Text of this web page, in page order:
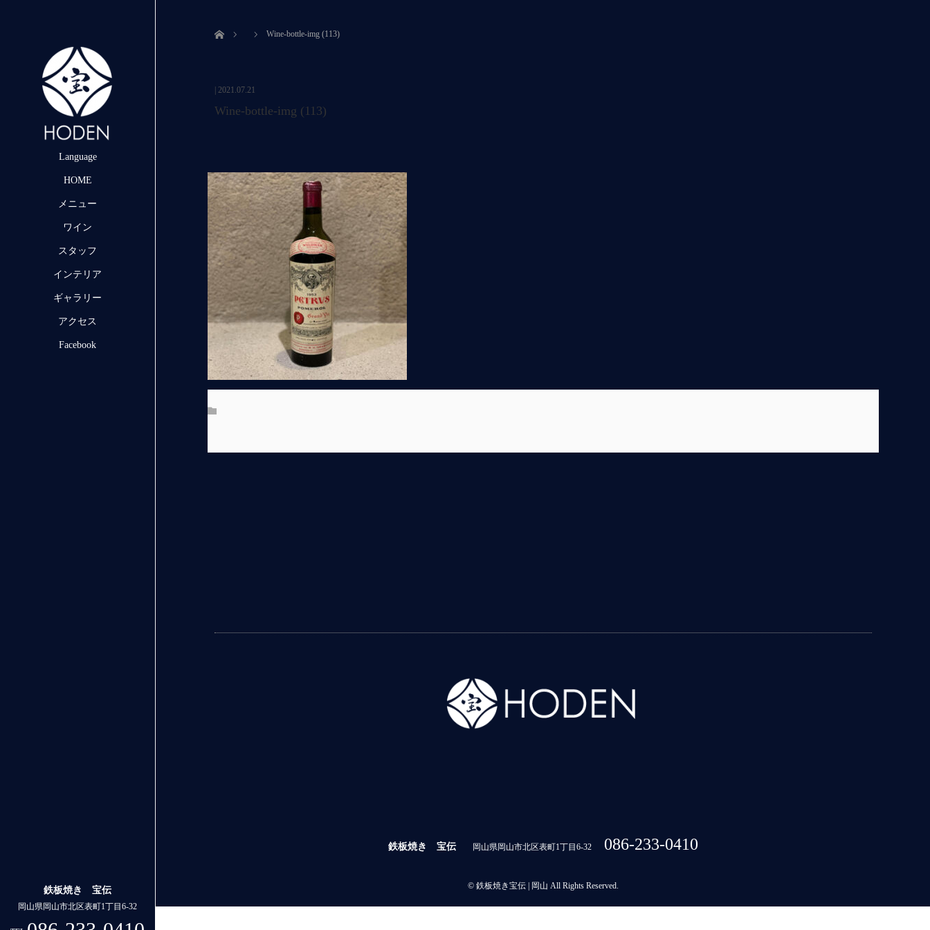
Language
HOME
メニュー
ワイン
スタッフ
インテリア
ギャラリー
アクセス
Facebook
鉄板焼き 宝伝
岡山県岡山市北区表町1丁目6-32
ホーム Wine-bottle-img (113)
2021.07.21
Wine-bottle-img (113)
鉄板焼き 宝伝 岡山県岡山市北区表町1丁目6-32 086-233-0410
© 鉄板焼き宝伝 | 岡山 All Rights Reserved.